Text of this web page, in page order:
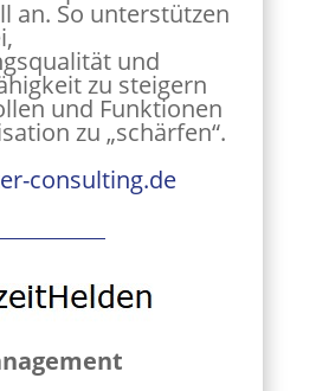
an. So unterstützen
und
zu steigern
und Funktionen
zu „schärfen“.
consulting.de